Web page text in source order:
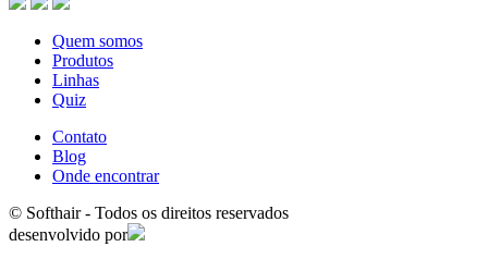
Quem somos
Produtos
Linhas
Quiz
Contato
Blog
Onde encontrar
© Softhair - Todos os direitos reservados
desenvolvido por